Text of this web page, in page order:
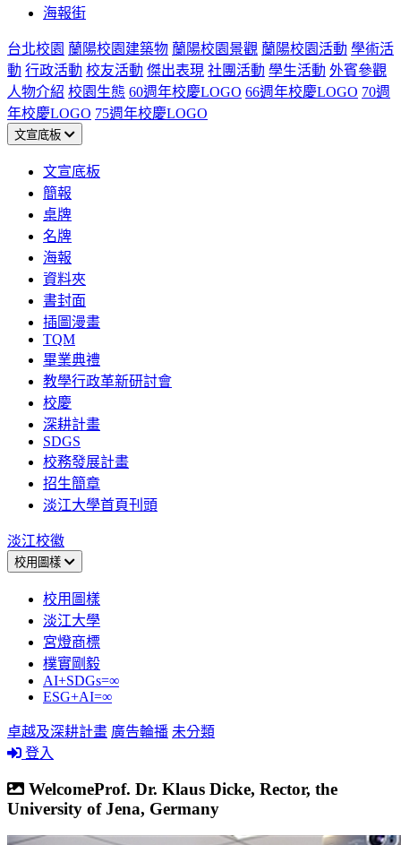
海報街
台北校園 蘭陽校園建築物 蘭陽校園景觀 蘭陽校園活動 學術活
動 行政活動 校友活動 傑出表現 社團活動 學生活動 外賓參觀
人物介紹 校園生態 60週年校慶LOGO 66週年校慶LOGO 70週
年校慶LOGO 75週年校慶LOGO
文宣底板
文宣底板
簡報
桌牌
名牌
海報
資料夾
書封面
插圖漫畫
TQM
畢業典禮
教學行政革新研討會
校慶
深耕計畫
SDGS
校務發展計畫
招生簡章
淡江大學首頁刊頭
淡江校徽
校用圖樣
校用圖樣
淡江大學
宮燈商標
樸實剛毅
AI+SDGs=∞
ESG+AI=∞
卓越及深耕計畫 廣告輪播 未分類
登入
WelcomeProf. Dr. Klaus Dicke, Rector, the
University of Jena, Germany